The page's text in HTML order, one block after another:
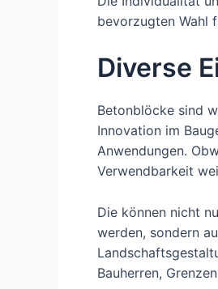
bevorzugten Wahl
Diverse
Betonblöcke sind
Innovation im
Anwendungen.
Verwendbarkeit
Die können nicht
werden, sondern
Bauherren,